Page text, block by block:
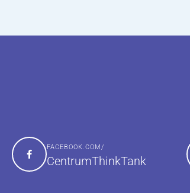
FACEBOOK.COM/
CentrumThinkTank